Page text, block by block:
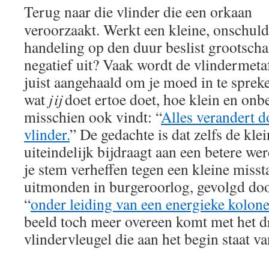
Terug naar die vlinder die een orkaan
veroorzaakt. Werkt een kleine,
handeling op den duur beslist
negatief uit? Vaak wordt de
juist aangehaald om je moed in te
wat jijdoet ertoe doet, hoe klein en
misschien ook vindt: “Alles verandert
vlinder.” De gedachte is dat zelfs de
uiteindelijk bijdraagt aan een betere
je stem verheffen tegen een kleine
uitmonden in burgeroorlog, gevolgd
“onder leiding van een energieke
beeld toch meer overeen komt met het
vlindervleugel die aan het begin staat